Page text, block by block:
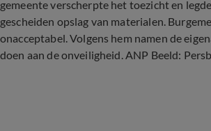
gemeente verscherpte het toezicht en
gescheiden opslag van materialen.
onacceptabel. Volgens hem namen de
doen aan de onveiligheid. ANP Beeld: